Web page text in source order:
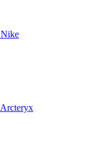
Nike
Arcteryx